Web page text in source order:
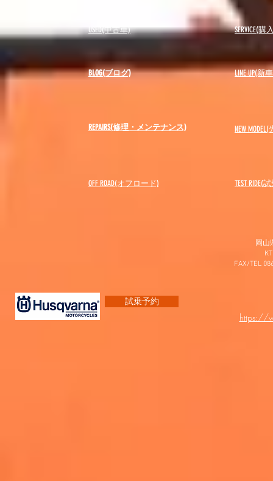
USED(中古車)
BLOG(ブログ)
SERVICE(
LINE UP(新
REPAIRS(修理・メンテナンス) NEW MODEL(
OFF ROAD(オフロード) ​TEST RIDE(
岡山
FAX/TEL
試乗予約
https://